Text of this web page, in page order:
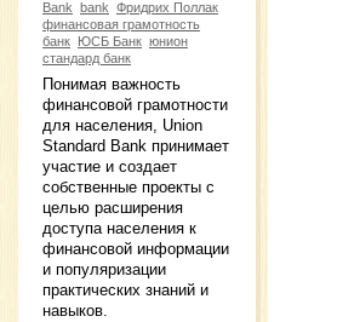
Bank bank Фридрих Поллак
финансовая грамотность
банк ЮСБ Банк юнион
стандард банк
Понимая важность
финансовой грамотности
для населения, Union
Standard Bank принимает
участие и создает
собственные проекты с
целью расширения
доступа населения к
финансовой информации
и популяризации
практических знаний и
навыков.